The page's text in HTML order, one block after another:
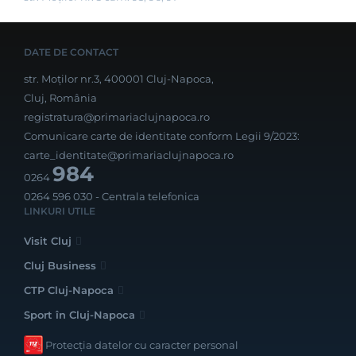
DATE DE CONTACT
str. Moților nr.3, 400001 Cluj-Napoca,
Cluj, România
registratura@primariaclujnapoca.ro
Comunicare carte de identitate conform Legii 9/2023:
carte_identitate@primariaclujnapoca.ro
0264984
0264 596 030 - Centrala telefonica
LINKURI UTILE
Visit Cluj
Cluj Business
CTP Cluj-Napoca
Sport în Cluj-Napoca
Protecția datelor cu caracter personal